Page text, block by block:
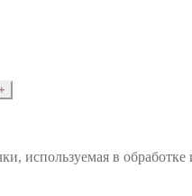
используемая в